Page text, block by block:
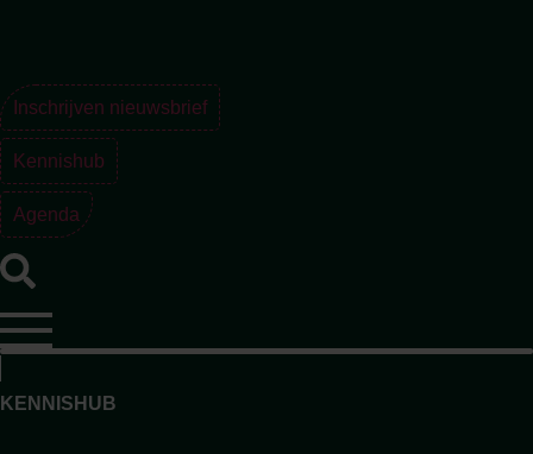
inhoud
Inschrijven nieuwsbrief
Kennishub
Agenda
KENNISHUB